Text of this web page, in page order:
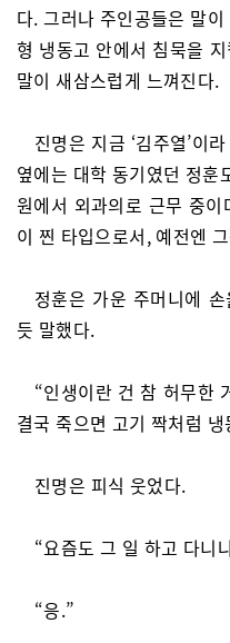
다. 그러나 주인공들은 말
형 냉동고 안에서 침묵을
말이 새삼스럽게 느껴진다.
진명은 지금 ‘김주열’이
옆에는 대학 동기였던 정훈
원에서 외과의로 근무 중
이 찐 타입으로서, 예전엔
정훈은 가운 주머니에
듯 말했다.
“인생이란 건 참 허무한
결국 죽으면 고기 짝처럼
진명은 피식 웃었다.
“요즘도 그 일 하고 다니
“응.”